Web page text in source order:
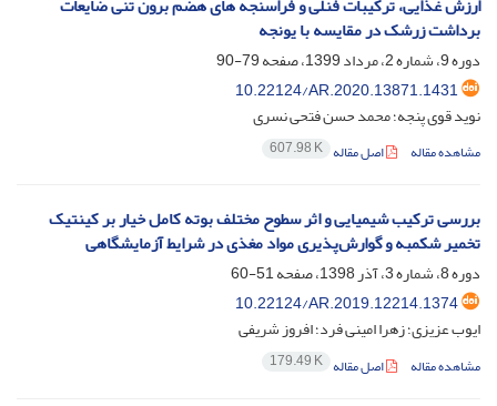
برداشت زرشک در مقایسه با یونجه
دوره 9، شماره 2، مرداد 1399، صفحه
79-90
10.22124/AR.2020.13871.1431
نوید قوی پنجه؛ محمد حسن فتحی نسری
مشاهده مقاله اصل مقاله 607.98 K
بررسی ترکیب شیمیایی و اثر سطوح مختلف بوته کامل خیار بر کینتیک
تخمیر شکمبه و گوارش‌پذیری مواد مغذی در شرایط آزمایشگاهی
دوره 8، شماره 3، آذر 1398، صفحه
51-60
10.22124/AR.2019.12214.1374
ایوب عزیزی؛ زهرا امینی فرد؛ افروز شریفی
مشاهده مقاله اصل مقاله 179.49 K